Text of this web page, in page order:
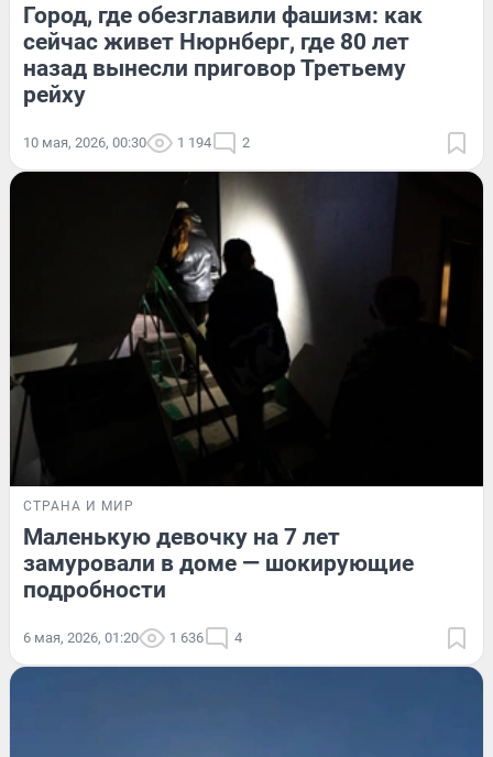
Город, где обезглавили фашизм: как
сейчас живет Нюрнберг, где 80 лет
назад вынесли приговор Третьему
рейху
10 мая, 2026, 00:30 1 194 2
СТРАНА И МИР
Маленькую девочку на 7 лет
замуровали в доме — шокирующие
подробности
6 мая, 2026, 01:20 1 636 4